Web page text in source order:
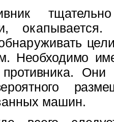
Необходимо
машин.